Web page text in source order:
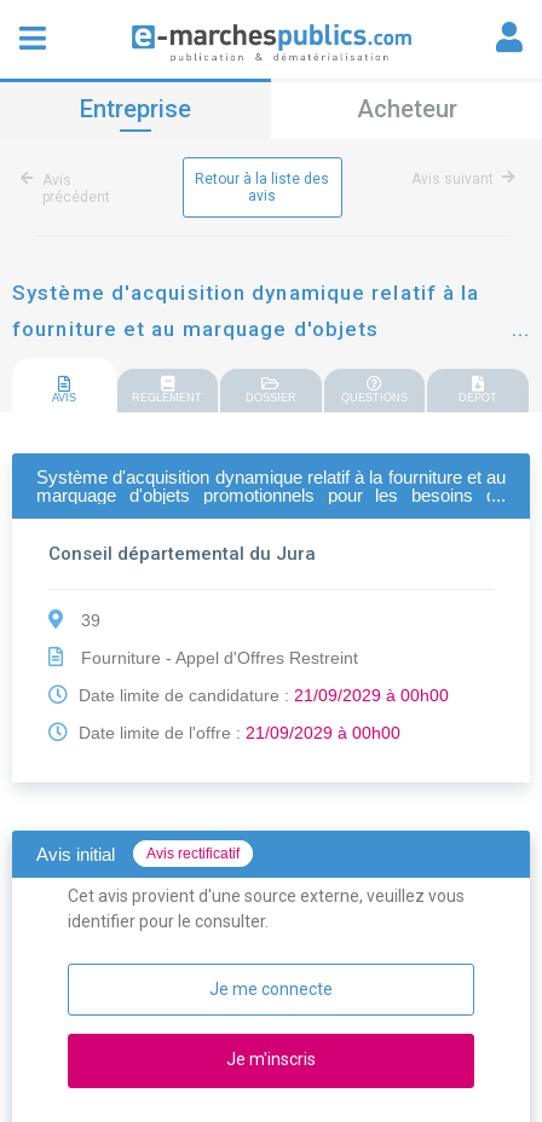
Entreprise Acheteur
Avis
précédent
Retour à la liste des
avis
Avis suivant
Système d'acquisition dynamique relatif à la
fourniture et au marquage d'objets
promotionnels pour les besoins du département
du jura
AVIS REGLEMENT DOSSIER QUESTIONS DEPOT
Système d'acquisition dynamique relatif à la fourniture et au
marquage d'objets promotionnels pour les besoins du
Conseil départemental du Jura
39
Fourniture - Appel d'Offres Restreint
Date limite de candidature : 21/09/2029 à 00h00
Date limite de l'offre : 21/09/2029 à 00h00
Avis initial Avis rectificatif
Cet avis provient d'une source externe, veuillez vous
identifier pour le consulter.
Je me connecte
Je m'inscris